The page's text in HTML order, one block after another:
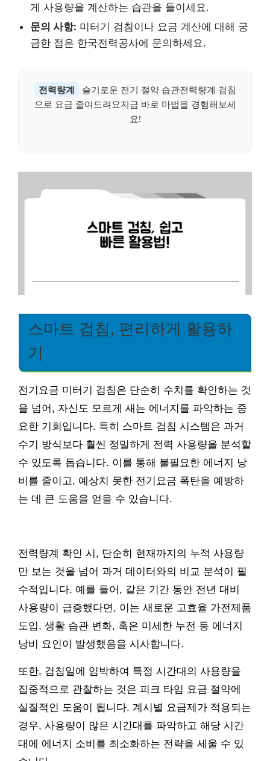
게 사용량을 계산하는 습관을 들이세요.
문의 사항: 미터기 검침이나 요금 계산에 대해 궁
금한 점은 한국전력공사에 문의하세요.
전력량계
슬기로운 전기 절약 습관전력량계 검침
으로 요금 줄여드려요지금 바로 마법을 경험해보세
요!
스마트 검침, 편리하게 활용하
기
전기요금 미터기 검침은 단순히 수치를 확인하는 것
을 넘어, 자신도 모르게 새는 에너지를 파악하는 중
요한 기회입니다. 특히 스마트 검침 시스템은 과거
수기 방식보다 훨씬 정밀하게 전력 사용량을 분석할
수 있도록 돕습니다. 이를 통해 불필요한 에너지 낭
비를 줄이고, 예상치 못한 전기요금 폭탄을 예방하
는 데 큰 도움을 얻을 수 있습니다.
전력량계 확인 시, 단순히 현재까지의 누적 사용량
만 보는 것을 넘어 과거 데이터와의 비교 분석이 필
수적입니다. 예를 들어, 같은 기간 동안 전년 대비
사용량이 급증했다면, 이는 새로운 고효율 가전제품
도입, 생활 습관 변화, 혹은 미세한 누전 등 에너지
낭비 요인이 발생했음을 시사합니다.
또한, 검침일에 임박하여 특정 시간대의 사용량을
집중적으로 관찰하는 것은 피크 타임 요금 절약에
실질적인 도움이 됩니다. 계시별 요금제가 적용되는
경우, 사용량이 많은 시간대를 파악하고 해당 시간
대에 에너지 소비를 최소화하는 전략을 세울 수 있